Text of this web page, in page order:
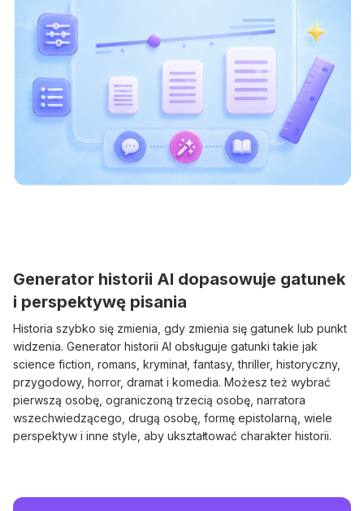
Generator historii AI dopasowuje gatunek
i perspektywę pisania
Historia szybko się zmienia, gdy zmienia się gatunek lub punkt
widzenia. Generator historii AI obsługuje gatunki takie jak
science fiction, romans, kryminał, fantasy, thriller, historyczny,
przygodowy, horror, dramat i komedia. Możesz też wybrać
pierwszą osobę, ograniczoną trzecią osobę, narratora
wszechwiedzącego, drugą osobę, formę epistolarną, wiele
perspektyw i inne style, aby ukształtować charakter historii.